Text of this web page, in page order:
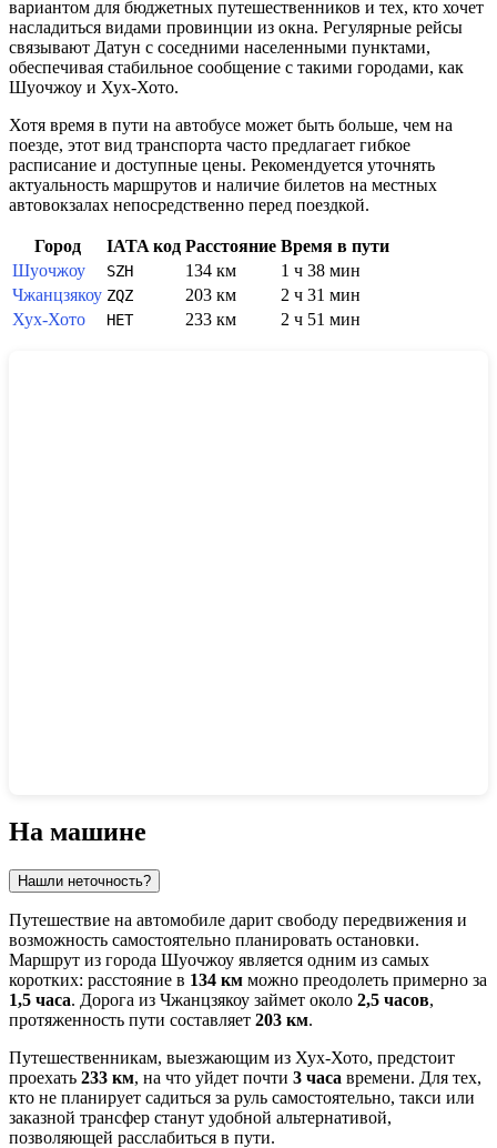
вариантом для бюджетных путешественников и тех, кто хочет
насладиться видами провинции из окна. Регулярные рейсы
связывают Датун с соседними населенными пунктами,
обеспечивая стабильное сообщение с такими городами, как
Шуочжоу и Хух-Хото.
Хотя время в пути на автобусе может быть больше, чем на
поезде, этот вид транспорта часто предлагает гибкое
расписание и доступные цены. Рекомендуется уточнять
актуальность маршрутов и наличие билетов на местных
автовокзалах непосредственно перед поездкой.
Город IATA код Расстояние Время в пути
Шуочжоу
SZH 134 км
1 ч 38 мин
Чжанцзякоу ZQZ 203 км
2 ч 31 мин
Хух-Хото
HET 233 км 2 ч 51 мин
На машине
Нашли неточность?
Путешествие на автомобиле дарит свободу передвижения и
возможность самостоятельно планировать остановки.
Маршрут из города Шуочжоу является одним из самых
коротких: расстояние в 134 км можно преодолеть примерно за
1,5 часа. Дорога из Чжанцзякоу займет около 2,5 часов,
протяженность пути составляет 203 км.
Путешественникам, выезжающим из Хух-Хото, предстоит
проехать 233 км, на что уйдет почти 3 часа времени. Для тех,
кто не планирует садиться за руль самостоятельно, такси или
заказной трансфер станут удобной альтернативой,
позволяющей расслабиться в пути.